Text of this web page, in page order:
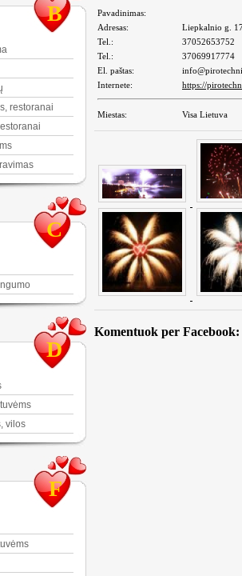
B
restoranai
C
D
vilos
F
Pavadinimas:
Adresas:
Liepkalnio g.
Tel.:
37052653752
Tel.:
37069917774
El. paštas:
Internete:
https://
Miestas: Visa Lietuva
Komentuok per Facebook: